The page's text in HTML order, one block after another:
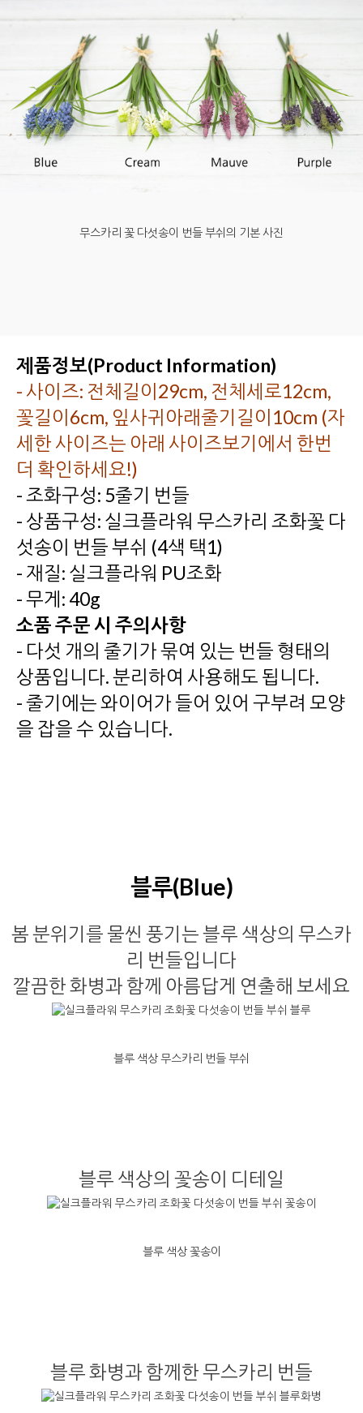
무스카리 꽃 다섯송이 번들 부쉬의 기본 사진
제품정보(Product Information)
- 사이즈: 전체길이29cm, 전체세로12cm,
꽃길이6cm, 잎사귀아래줄기길이10cm (자
세한 사이즈는 아래 사이즈보기에서 한번
더 확인하세요!)
- 조화구성: 5줄기 번들
- 상품구성: 실크플라워 무스카리 조화꽃 다
섯송이 번들 부쉬 (4색 택1)
- 재질: 실크플라워 PU조화
- 무게: 40g
소품 주문 시 주의사항
- 다섯 개의 줄기가 묶여 있는 번들 형태의
상품입니다. 분리하여 사용해도 됩니다.
- 줄기에는 와이어가 들어 있어 구부려 모양
을 잡을 수 있습니다.
블루(Blue)
봄 분위기를 물씬 풍기는 블루 색상의 무스카
리 번들입니다
깔끔한 화병과 함께 아름답게 연출해 보세요
블루 색상 무스카리 번들 부쉬
블루 색상의 꽃송이 디테일
블루 색상 꽃송이
블루 화병과 함께한 무스카리 번들